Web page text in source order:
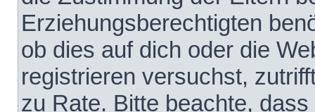
Erziehungsberechtigten
ob dies auf dich oder die
registrieren versuchst,
zu Rate. Bitte beachte,